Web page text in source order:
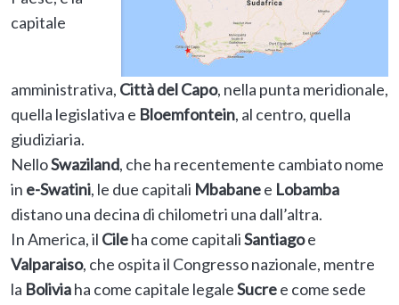
capitale
amministrativa, Città del Capo, nella punta meridionale,
quella legislativa e Bloemfontein, al centro, quella
giudiziaria.
NelloSwaziland, che ha recentemente cambiato nome
in e-Swatini, le due capitali Mbabanee Lobamba
distano una decina di chilometri una dall’altra.
In America, il Cileha come capitaliSantiagoe
Valparaiso, che ospita il Congresso nazionale, mentre
la Boliviaha come capitale legaleSucree come sede